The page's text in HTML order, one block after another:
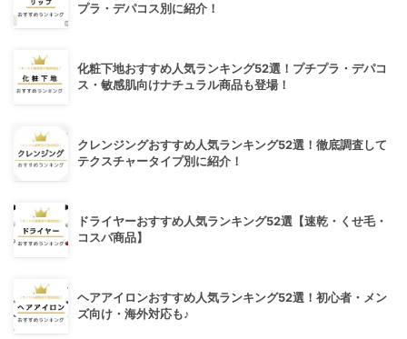
プラ・デパコス別に紹介！
化粧下地おすすめ人気ランキング52選！プチプラ・デパコ
ス・敏感肌向けナチュラル商品も登場！
クレンジングおすすめ人気ランキング52選！徹底調査して
テクスチャータイプ別に紹介！
ドライヤーおすすめ人気ランキング52選【速乾・くせ毛・
コスパ商品】
ヘアアイロンおすすめ人気ランキング52選！初心者・メン
ズ向け・海外対応も♪